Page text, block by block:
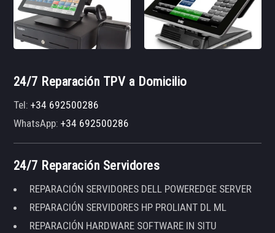
24/7 Reparación TPV a Domicilio
Tel:+34 692500286
WhatsApp:+34 692500286
24/7 Reparación Servidores
REPARACIÓN SERVIDORES DELL POWEREDGE SERVER
REPARACIÓN SERVIDORES HP PROLIANT DL ML
REPARACIÓN HARDWARE SOFTWARE IN SITU